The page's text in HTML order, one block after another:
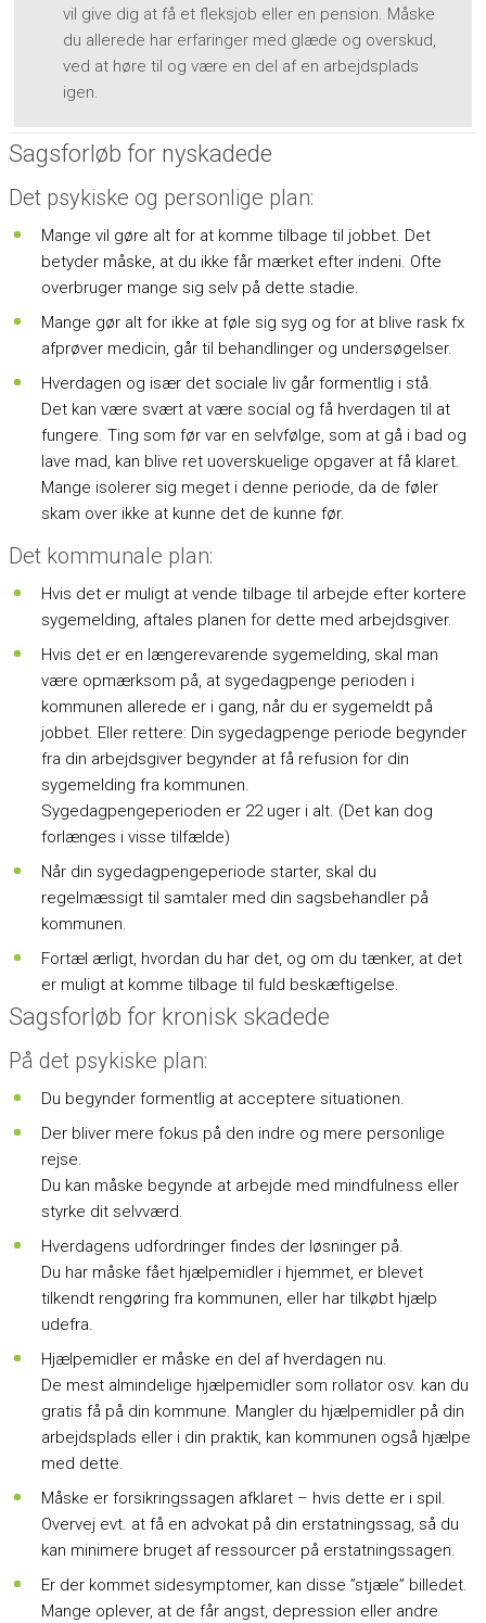
vil give dig at få et fleksjob eller en pension. Måske
du allerede har erfaringer med glæde og overskud,
ved at høre til og være en del af en arbejdsplads
igen.
Sagsforløb for nyskadede
Det psykiske og personlige plan:
Mange vil gøre alt for at komme tilbage til jobbet. Det
betyder måske, at du ikke får mærket efter indeni. Ofte
overbruger mange sig selv på dette stadie.
Mange gør alt for ikke at føle sig syg og for at blive rask fx
afprøver medicin, går til behandlinger og undersøgelser.
Hverdagen og især det sociale liv går formentlig i stå.
Det kan være svært at være social og få hverdagen til at
fungere. Ting som før var en selvfølge, som at gå i bad og
lave mad, kan blive ret uoverskuelige opgaver at få klaret.
Mange isolerer sig meget i denne periode, da de føler
skam over ikke at kunne det de kunne før.
Det kommunale plan:
Hvis det er muligt at vende tilbage til arbejde efter kortere
sygemelding, aftales planen for dette med arbejdsgiver.
Hvis det er en længerevarende sygemelding, skal man
være opmærksom på, at sygedagpenge perioden i
kommunen allerede er i gang, når du er sygemeldt på
jobbet. Eller rettere: Din sygedagpenge periode begynder
fra din arbejdsgiver begynder at få refusion for din
sygemelding fra kommunen.
Sygedagpengeperioden er 22 uger i alt. (Det kan dog
forlænges i visse tilfælde)
Når din sygedagpengeperiode starter, skal du
regelmæssigt til samtaler med din sagsbehandler på
kommunen.
Fortæl ærligt, hvordan du har det, og om du tænker, at det
er muligt at komme tilbage til fuld beskæftigelse.
Sagsforløb for kronisk skadede
På det psykiske plan:
Du begynder formentlig at acceptere situationen.
Der bliver mere fokus på den indre og mere personlige
rejse.
Du kan måske begynde at arbejde med mindfulness eller
styrke dit selvværd.
Hverdagens udfordringer findes der løsninger på.
Du har måske fået hjælpemidler i hjemmet, er blevet
tilkendt rengøring fra kommunen, eller har tilkøbt hjælp
udefra.
Hjælpemidler er måske en del af hverdagen nu.
De mest almindelige hjælpemidler som rollator osv. kan du
gratis få på din kommune. Mangler du hjælpemidler på din
arbejdsplads eller i din praktik, kan kommunen også hjælpe
med dette.
Måske er forsikringssagen afklaret – hvis dette er i spil.
Overvej evt. at få en advokat på din erstatningssag, så du
kan minimere bruget af ressourcer på erstatningssagen.
Er der kommet sidesymptomer, kan disse ”stjæle” billedet.
Mange oplever, at de får angst, depression eller andre